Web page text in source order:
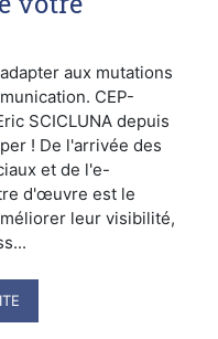
aux mutations
CEP-
SCICLUNA depuis
! De l'arrivée des
et de l'e-
d'œuvre est le
leur visibilité,